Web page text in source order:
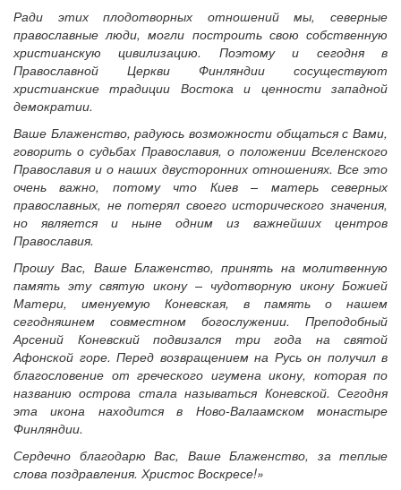
Ради этих плодотворных отношений мы, северные
православные люди, могли построить свою собственную
христианскую цивилизацию. Поэтому и сегодня в
Православной Церкви Финляндии сосуществуют
христианские традиции Востока и ценности западной
демократии.
Ваше Блаженство, радуюсь возможности общаться с Вами,
говорить о судьбах Православия, о положении Вселенского
Православия и о наших двусторонних отношениях. Все это
очень важно, потому что Киев – матерь северных
православных, не потерял своего исторического значения,
но является и ныне одним из важнейших центров
Православия.
Прошу Вас, Ваше Блаженство, принять на молитвенную
память эту святую икону – чудотворную икону Божией
Матери, именуемую Коневская, в память о нашем
сегодняшнем совместном богослужении. Преподобный
Арсений Коневский подвизался три года на святой
Афонской горе. Перед возвращением на Русь он получил в
благословение от греческого игумена икону, которая по
названию острова стала называться Коневской. Сегодня
эта икона находится в Ново-Валаамском монастыре
Финляндии.
Сердечно благодарю Вас, Ваше Блаженство, за теплые
слова поздравления. Христос Воскресе!»